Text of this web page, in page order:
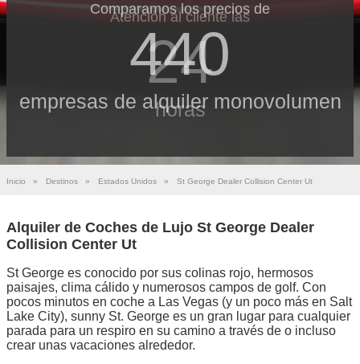
Comparamos los precios de
440
empresas de alquiler monovolumen
Atención al cliente las
24
horas
Inicio » Destinos » Estados Unidos » St George Dealer Collision Center Ut
Alquiler de Coches de Lujo St George Dealer
Collision Center Ut
St George es conocido por sus colinas rojo, hermosos
paisajes, clima cálido y numerosos campos de golf. Con
pocos minutos en coche a Las Vegas (y un poco más en Salt
Lake City), sunny St. George es un gran lugar para cualquier
parada para un respiro en su camino a través de o incluso
crear unas vacaciones alrededor.